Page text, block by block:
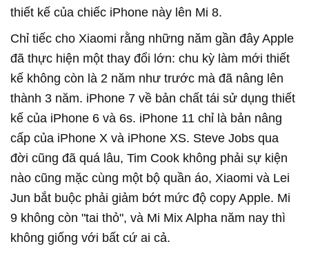
thiết kế của chiếc iPhone này lên Mi 8.
Chỉ tiếc cho Xiaomi rằng những năm gần đây Apple
đã thực hiện một thay đổi lớn: chu kỳ làm mới thiết
kế không còn là 2 năm như trước mà đã nâng lên
thành 3 năm. iPhone 7 về bản chất tái sử dụng thiết
kế của iPhone 6 và 6s. iPhone 11 chỉ là bản nâng
cấp của iPhone X và iPhone XS. Steve Jobs qua
đời cũng đã quá lâu, Tim Cook không phải sự kiện
nào cũng mặc cùng một bộ quần áo, Xiaomi và Lei
Jun bắt buộc phải giảm bớt mức độ copy Apple. Mi
9 không còn "tai thỏ", và Mi Mix Alpha năm nay thì
không giống với bất cứ ai cả.